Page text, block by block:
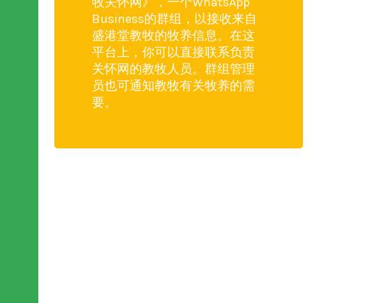
Business的群组，以接收来自
盛港堂教牧的牧养信息。在这
平台上，你可以直接联系负责
关怀网的教牧人员。群组管理
员也可通知教牧有关牧养的需
要。